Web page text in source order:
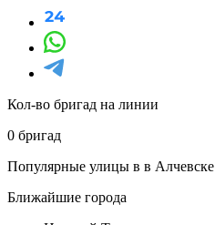
Кол-во бригад на линии
0 бригад
Популярные улицы в в Алчевске
Ближайшие города